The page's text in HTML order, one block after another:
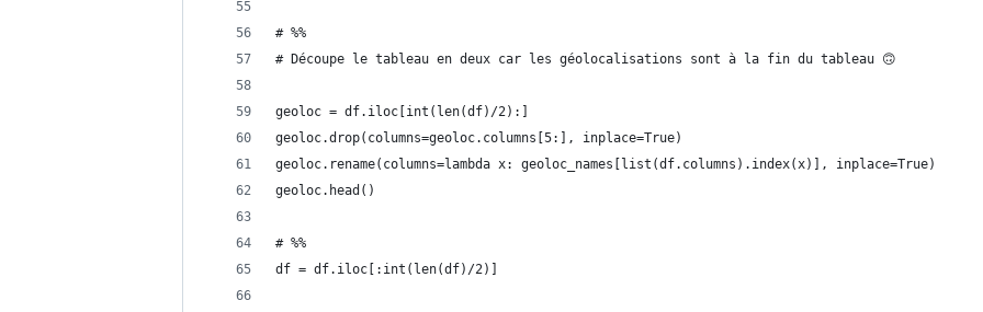
# %%
# Découpe le tableau en deux car les géolocalisations sont à la fin du tableau 🙃
geoloc = df.iloc[int(len(df)/2):]
geoloc.drop(columns=geoloc.columns[5:], inplace=True)
geoloc.rename(columns=lambda x: geoloc_names[list(df.columns).index(x)], inplace=True)
geoloc.head()
# %%
df = df.iloc[:int(len(df)/2)]